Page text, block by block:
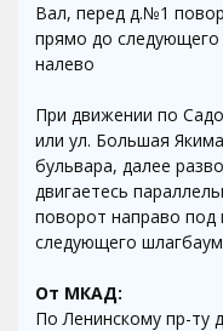
Вал, перед д.№1
прямо до
налево
При движении по
или ул. Большая
бульвара, далее
двигаетесь
поворот направо
следующего
От МКАД:
По Ленинскому пр-ту